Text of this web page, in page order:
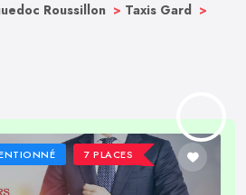
Roussillon > Taxis Gard >
7 PLACES